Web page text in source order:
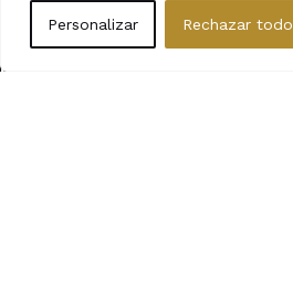
Personalizar Rechazar todo
Categorías